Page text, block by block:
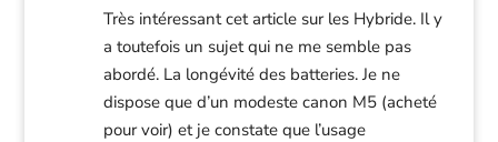
Très intéressant cet article sur les Hybride. Il y
a toutefois un sujet qui ne me semble pas
abordé. La longévité des batteries. Je ne
dispose que d’un modeste canon M5 (acheté
pour voir) et je constate que l’usage